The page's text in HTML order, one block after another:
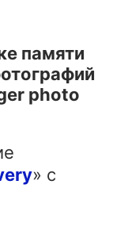
памяти
photo
» с